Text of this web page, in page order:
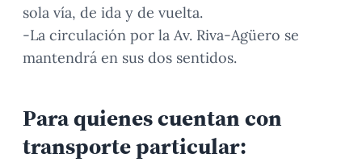
sola vía, de ida y de vuelta.
-La circulación por la Av. Riva-Agüero se
mantendrá en sus dos sentidos.
Para quienes cuentan con
transporte particular: